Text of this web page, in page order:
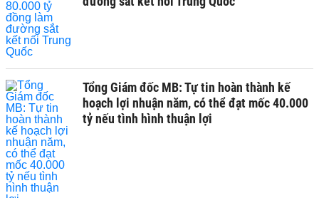
Tổng Giám đốc MB: Tự tin hoàn thành kế
hoạch lợi nhuận năm, có thể đạt mốc 40.000
tỷ nếu tình hình thuận lợi